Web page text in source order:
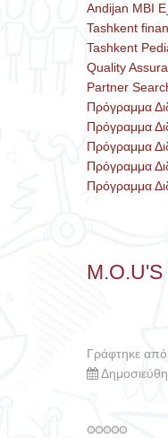
Andijan MBI
Tashkent
Tashkent
Quality
Partner
Πρόγραμμα
Πρόγραμμα
Πρόγραμμα
Πρόγραμμα
Πρόγραμμα
M.O.U'S
Γράφτηκε